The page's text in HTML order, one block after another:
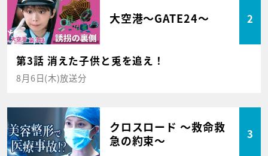
大空港～GATE24～ 2
第3話 消えた子供と兎を追え！
8月6日(木)放送分
クロスロード ～救命救
急の約束～
3